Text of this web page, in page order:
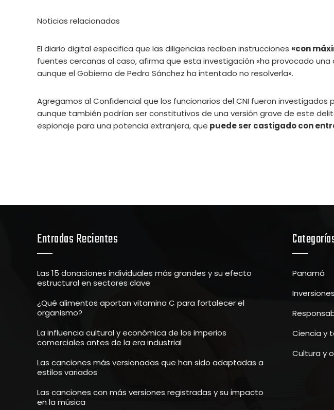
Noticias relacionadas
El diario digital especifica que las diligencias reciben instrucciones «con
fuentes cercanas al caso, afirma que esta investigación «ha provocado una
aunque el Gobierno de Pedro Sánchez ha intentado no resolverla».
Agregamos al Confidencial que los funcionarios del CNI fueron investigados
aunque también podrían ser constitutivos de una versión grave de este
espionaje para una potencia extranjera, que puede ser castigado con
Entradas Recientes
Las 15 donaciones individuales más grandes y su efecto
estructural en sectores clave
¿Qué alimentos aportan vitamina C para fortalecer el
organismo?
La influencia cultural y económica de los imperios
comerciales antes de la era industrial
Las canciones más versionadas que han sido adaptadas a
estilos variados
Las canciones con más versiones registradas y su impacto
en la música
Panamá
Ciencia y
Cultura y